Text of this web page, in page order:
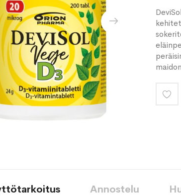
Annostelu